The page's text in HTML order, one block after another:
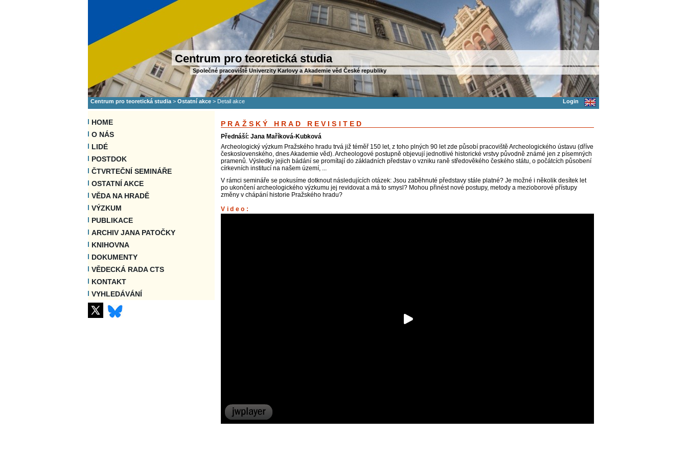
Centrum pro teoretická studia
Společné pracoviště Univerzity Karlovy a Akademie věd České republiky
Centrum pro teoretická studia > Ostatní akce > Detail akce Login
HOME
O NÁS
LIDÉ
POSTDOK
ČTVRTEČNÍ SEMINÁŘE
OSTATNÍ AKCE
VĚDA NA HRADĚ
VÝZKUM
PUBLIKACE
ARCHIV JANA PATOČKY
KNIHOVNA
DOKUMENTY
VĚDECKÁ RADA CTS
KONTAKT
VYHLEDÁVÁNÍ
PRAŽSKÝ HRAD REVISITED
Přednáší: Jana Maříková-Kubková
Archeologický výzkum Pražského hradu trvá již téměř 150 let, z toho plných 90 let zde působí pracoviště Archeologického ústavu (dříve
československého, dnes Akademie věd). Archeologové postupně objevují jednotlivé historické vrstvy původně známé jen z písemných
pramenů. Výsledky jejich bádání se promítají do základních představ o vzniku raně středověkého českého státu, o počátcích působení
církevních institucí na našem území, ...
V rámci semináře se pokusíme dotknout následujících otázek: Jsou zaběhnuté představy stále platné? Je možné i několik desítek let
po ukončení archeologického výzkumu jej revidovat a má to smysl? Mohou přinést nové postupy, metody a mezioborové přístupy
změny v chápání historie Pražského hradu?
Video: